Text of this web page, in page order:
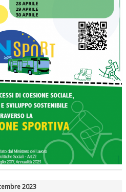
traccia il bilancio della stagione
2023